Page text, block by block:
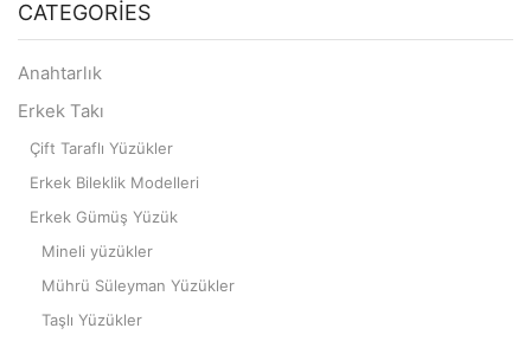
CATEGORIES
Anahtarlık
Erkek Takı
Çift Taraflı Yüzükler
Erkek Bileklik Modelleri
Erkek Gümüş Yüzük
Mineli yüzükler
Mührü Süleyman Yüzükler
Taşlı Yüzükler